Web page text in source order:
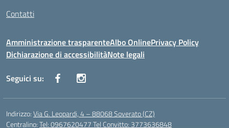
Contatti
Amministrazione trasparenteAlbo OnlinePrivacy Policy
Dichiarazione di accessibilitàNote legali
Seguici su:
Indirizzo:Via G. Leopardi, 4 – 88068 Soverato (CZ)
Centralino:Tel: 0967620477 Tel Convitto: 3773636848